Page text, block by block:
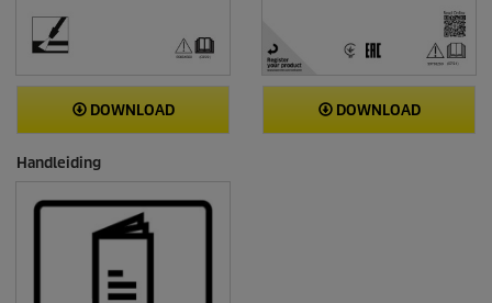
DOWNLOAD DOWNLOAD
Handleiding